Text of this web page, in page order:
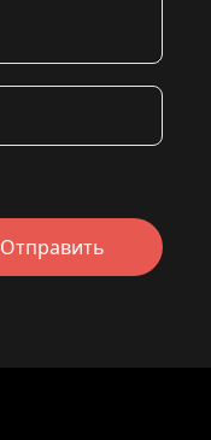
Отправить